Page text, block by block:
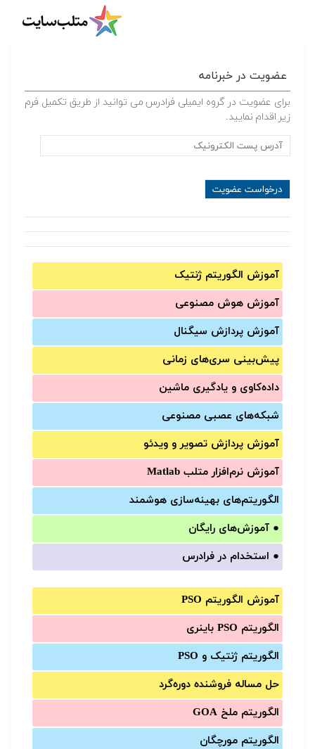
عضویت در خبرنامه
برای عضویت در گروه ایمیلی فرادرس می توانید از طریق تکمیل فرم
زیر اقدام نمایید.
آموزش الگوریتم ژنتیک
آموزش‌ هوش مصنوعی
آموزش‌ پردازش سیگنال
پیش‌‌بینی سری‌‌های زمانی
داده‌کاوی و یادگیری ماشین
شبکه‌های عصبی مصنوعی
آموزش‌ پردازش تصویر و ویدئو
آموزش‌ نرم‌افزار متلب Matlab
الگوریتم‌های بهینه‌سازی هوشمند
● آموزش‌های رایگان
● استخدام در فرادرس
آموزش الگوریتم PSO
الگوریتم PSO باینری
الگوریتم ژنتیک و PSO
حل مساله فروشنده دوره‌گرد
الگوریتم ملخ GOA
الگوریتم مورچگان